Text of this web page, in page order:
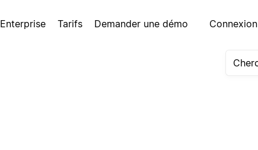
Enterprise Tarifs Demander une démo Connexion